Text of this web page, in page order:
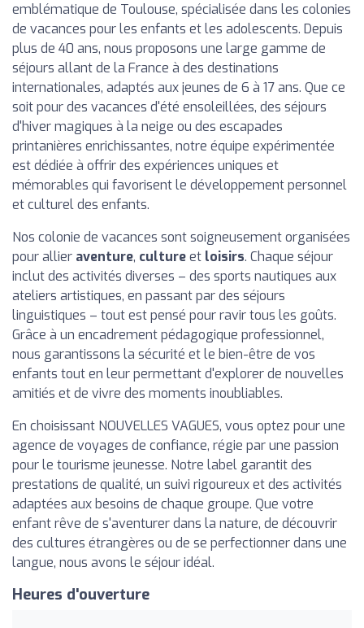
emblématique de Toulouse, spécialisée dans les colonies
de vacances pour les enfants et les adolescents. Depuis
plus de 40 ans, nous proposons une large gamme de
séjours allant de la France à des destinations
internationales, adaptés aux jeunes de 6 à 17 ans. Que ce
soit pour des vacances d'été ensoleillées, des séjours
d'hiver magiques à la neige ou des escapades
printanières enrichissantes, notre équipe expérimentée
est dédiée à offrir des expériences uniques et
mémorables qui favorisent le développement personnel
et culturel des enfants.
Nos colonie de vacances sont soigneusement organisées
pour allier aventure, cultureet loisirs. Chaque séjour
inclut des activités diverses – des sports nautiques aux
ateliers artistiques, en passant par des séjours
linguistiques – tout est pensé pour ravir tous les goûts.
Grâce à un encadrement pédagogique professionnel,
nous garantissons la sécurité et le bien-être de vos
enfants tout en leur permettant d'explorer de nouvelles
amitiés et de vivre des moments inoubliables.
En choisissant NOUVELLES VAGUES, vous optez pour une
agence de voyages de confiance, régie par une passion
pour le tourisme jeunesse. Notre label garantit des
prestations de qualité, un suivi rigoureux et des activités
adaptées aux besoins de chaque groupe. Que votre
enfant rêve de s'aventurer dans la nature, de découvrir
des cultures étrangères ou de se perfectionner dans une
langue, nous avons le séjour idéal.
Heures d'ouverture